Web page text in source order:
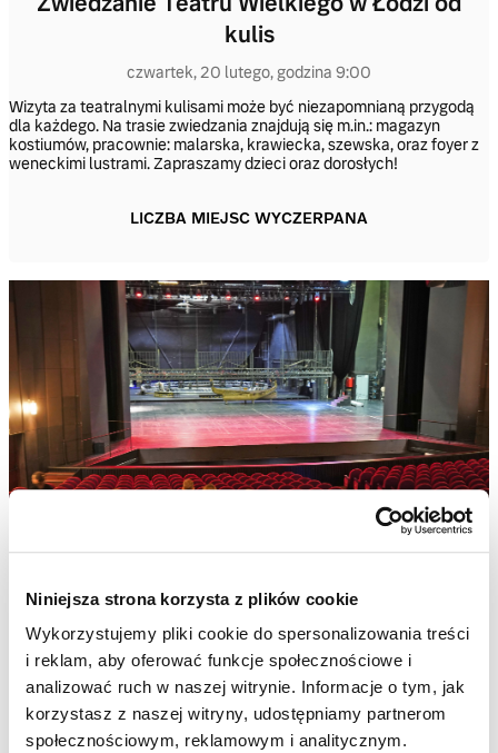
Niniejsza strona korzysta z plików cookie
Wykorzystujemy pliki cookie do spersonalizowania treści
i reklam, aby oferować funkcje społecznościowe i
analizować ruch w naszej witrynie. Informacje o tym, jak
korzystasz z naszej witryny, udostępniamy partnerom
społecznościowym, reklamowym i analitycznym.
kulis
czwartek, 20 lutego, godzina 9:00
Wizyta za teatralnymi kulisami może być niezapomnianą przygodą
dla każdego. Na trasie zwiedzania znajdują się m.in.: magazyn
kostiumów, pracownie: malarska, krawiecka, szewska, oraz foyer z
weneckimi lustrami. Zapraszamy dzieci oraz dorosłych!
LICZBA MIEJSC WYCZERPANA
Zwiedzanie Teatru Wielkiego w Łodzi od
kulis
wtorek, 25 lutego, godzina 9:00